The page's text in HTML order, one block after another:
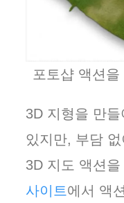
포토샵 액션을
3D 지형을 만
있지만, 부담
3D 지도 액션
사이트에서 액